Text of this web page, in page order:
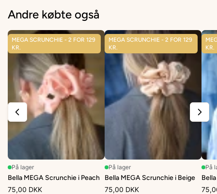
Andre købte også
MEGA SCRUNCHIE - 2 FOR 129
KR.
På lager
Bella MEGA Scrunchie i Peach
75,00 DKK
MEGA SCRUNCHIE - 2 FOR 129
KR.
På lager
Bella MEGA Scrunchie i Beige
75,00 DKK
KR.
På